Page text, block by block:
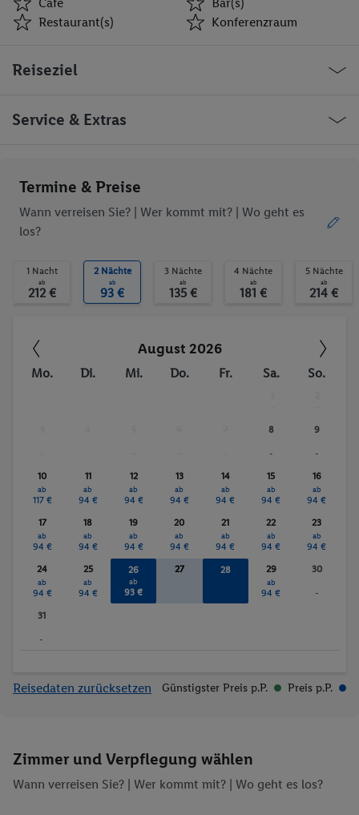
Café
Bar(s)
Restaurant(s)
Konferenzraum
Restaurant(s)
Parkplatz
Animation für Kinder
Reiseziel
Vereinigte Arabische Emirate Dubai
Service & Extras
entspricht, erfrage bitte vor der Buchung im Service Center.
Termine & Preise
Wann verreisen Sie? | Wer kommt mit? | Wo geht es
los?
1 Nacht
ab
212 €
2 Nächte
ab
93 €
3 Nächte
ab
135 €
4 Nächte
ab
181 €
5 Nächte
ab
214 €
August 2026
Mo. Di. Mi. Do. Fr. Sa. So.
8
-
9
-
10
ab
117 €
11
ab
94 €
12
ab
94 €
13
ab
94 €
14
ab
94 €
15
ab
94 €
16
ab
94 €
17
ab
94 €
18
ab
94 €
19
ab
94 €
20
ab
94 €
21
ab
94 €
22
ab
94 €
23
ab
94 €
24
ab
94 €
25
ab
94 €
26
ab
93 €
27 28 29
ab
94 €
30
-
31
-
Reisedaten zurücksetzen Günstigster Preis p.P. Preis p.P.
Zimmer und Verpflegung wählen
Wann verreisen Sie? | Wer kommt mit? | Wo geht es los?